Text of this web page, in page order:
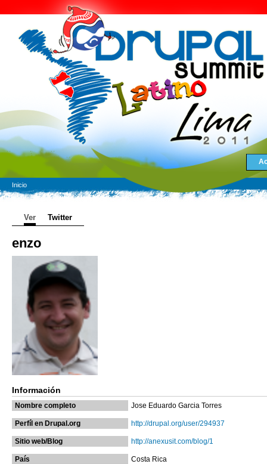
Inicio
Ver Twitter
enzo
Información
Nombre completo Jose Eduardo Garcia Torres
Perfíl en Drupal.org http://drupal.org/user/294937
Sitio web/Blog http://anexusit.com/blog/1
País Costa Rica